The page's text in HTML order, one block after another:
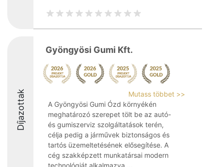
Díjazottak
Gyöngyösi Gumi Kft.
Mutass többet >>
A Gyöngyösi Gumi Ózd környékén
meghatározó szerepet tölt be az autó-
és gumiszerviz szolgáltatások terén,
célja pedig a járművek biztonságos és
tartós üzemeltetésének elősegítése. A
cég szakképzett munkatársai modern
technológiát alkalmazva ...